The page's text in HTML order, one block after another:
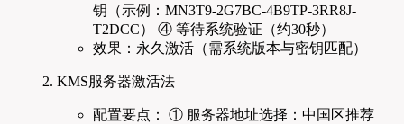
钥（示例：MN3T9-2G7BC-4B9TP-3RR8J-
T2DCC） ④ 等待系统验证（约30秒）
效果：永久激活（需系统版本与密钥匹配）
KMS服务器激活法
配置要点： ① 服务器地址选择：中国区推荐